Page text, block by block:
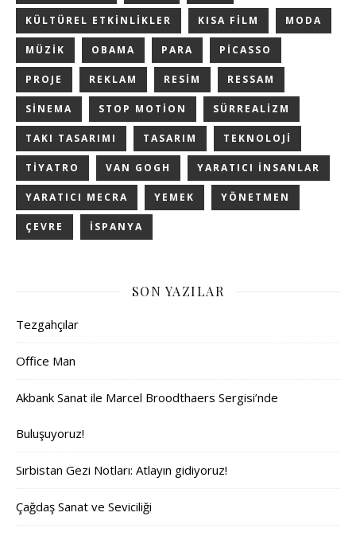
KÜLTÜREL ETKINLIKLER KISA FILM MODA
MÜZIK OBAMA PARA PICASSO
PROJE REKLAM RESIM RESSAM
SINEMA STOP MOTION SÜRREALIZM
TAKI TASARIMI TASARIM TEKNOLOJI
TIYATRO VAN GOGH YARATICI INSANLAR
YARATICI MECRA YEMEK YÖNETMEN
ÇEVRE İSPANYA
SON YAZILAR
Tezgahçılar
Office Man
Akbank Sanat ile Marcel Broodthaers Sergisi’nde
Buluşuyoruz!
Sırbistan Gezi Notları: Atlayın gidiyoruz!
Çağdaş Sanat ve Seviciliği